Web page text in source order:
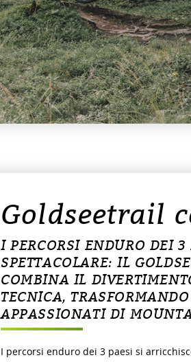
Goldseetrail
I PERCORSI ENDURO DEI
SPETTACOLARE: IL
COMBINA IL
TECNICA,
APPASSIONATI DI
I percorsi enduro dei 3 paesi si